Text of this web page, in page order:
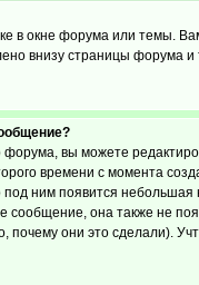
в окне форума или темы.
внизу страницы форума и
вы можете
времени с момента
ним появится
сообщение, она также не
почему они это сделали).